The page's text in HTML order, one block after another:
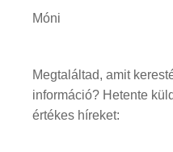
Móni
Megtaláltad, amit
információ? Hetente
értékes híreket: